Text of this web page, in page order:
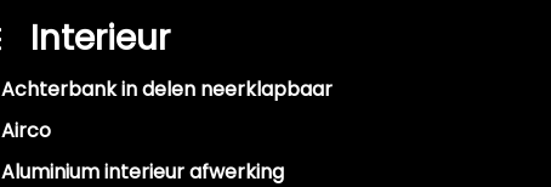
Interieur
Achterbank in delen neerklapbaar
Airco
Aluminium interieur afwerking